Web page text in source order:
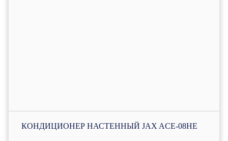
КОНДИЦИОНЕР НАСТЕННЫЙ JAX ACE-08HE